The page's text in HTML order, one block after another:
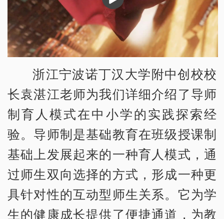
浙江宁波诺丁汉大学附中创校校
长袁湛江老师为我们详细介绍了导师
制育人模式在中小学的实践探索经
验。导师制是基础教育在班级授课制
基础上发展起来的一种育人模式，通
过师生双向选择的方式，形成一种更
具针对性的互动型师生关系。它为学
生的健康成长提供了便捷通道，为教